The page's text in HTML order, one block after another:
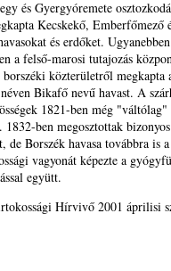
és Gyergyóremete
Kecskekő, Emberfőmező
és erdőket.
a felső-marosi tutajozás
közterületről megkapta
Bikafő nevű havast. A
1821-ben még "váltólag"
1832-ben megosztottak bizonyos
de Borszék havasa továbbra is
vagyonát képezte a
együtt.
Hírvivő 2001 áprilisi